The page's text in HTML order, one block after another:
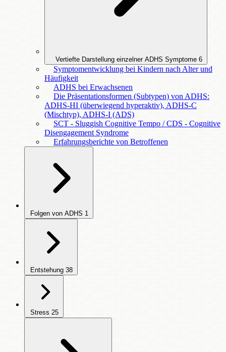
Vertiefte Darstellung einzelner ADHS Symptome 6
Symptomentwicklung bei Kindern nach Alter und
Häufigkeit
ADHS bei Erwachsenen
Die Präsentationsformen (Subtypen) von ADHS:
ADHS-HI (überwiegend hyperaktiv), ADHS-C
(Mischtyp), ADHS-I (ADS)
SCT - Sluggish Cognitive Tempo / CDS - Cognitive
Disengagement Syndrome
Erfahrungsberichte von Betroffenen
Folgen von ADHS 1
Entstehung 38
Stress 25